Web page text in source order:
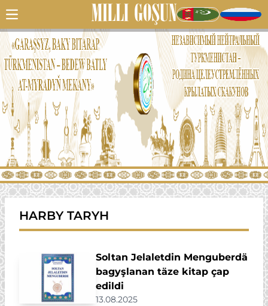
HARBY TARYH
Soltan Jelaletdin Menguberdä
bagyşlanan täze kitap çap
edildi
13.08.2025